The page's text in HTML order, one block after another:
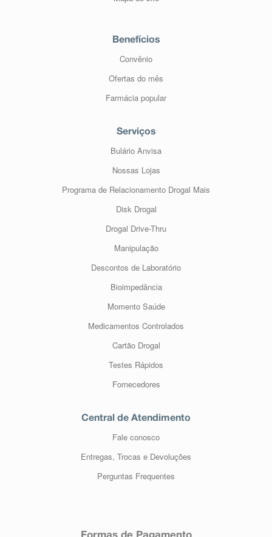
Benefícios
Convênio
Ofertas do mês
Farmácia popular
Serviços
Bulário Anvisa
Nossas Lojas
Programa de Relacionamento Drogal Mais
Disk Drogal
Drogal Drive-Thru
Manipulação
Descontos de Laboratório
Bioimpedância
Momento Saúde
Medicamentos Controlados
Cartão Drogal
Testes Rápidos
Fornecedores
Central de Atendimento
Fale conosco
Entregas, Trocas e Devoluções
Perguntas Frequentes